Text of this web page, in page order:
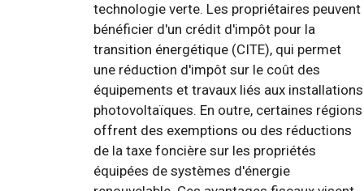
technologie verte. Les propriétaires peuvent
bénéficier d'un crédit d'impôt pour la
transition énergétique (CITE), qui permet
une réduction d'impôt sur le coût des
équipements et travaux liés aux installations
photovoltaïques. En outre, certaines régions
offrent des exemptions ou des réductions
de la taxe foncière sur les propriétés
équipées de systèmes d'énergie